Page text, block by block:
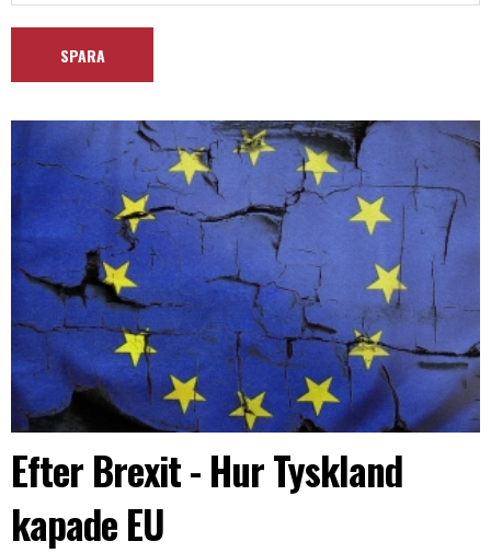
Efter Brexit - Hur Tyskland
kapade EU